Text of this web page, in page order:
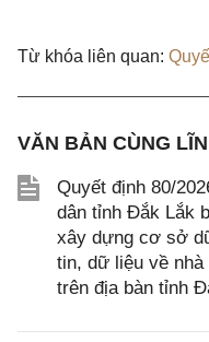
Từ khóa liên quan:
VĂN BẢN CÙNG
Quyết định 80/
dân tỉnh Đắk Lắk
xây dựng cơ sở
tin, dữ liệu về
trên địa bàn tỉnh